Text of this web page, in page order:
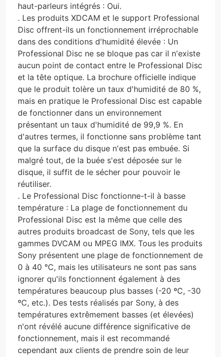
haut-parleurs intégrés : Oui.
. Les produits XDCAM et le support Professional
Disc offrent-ils un fonctionnement irréprochable
dans des conditions d'humidité élevée : Un
Professional Disc ne se bloque pas car il n'existe
aucun point de contact entre le Professional Disc
et la tête optique. La brochure officielle indique
que le produit tolère un taux d'humidité de 80 %,
mais en pratique le Professional Disc est capable
de fonctionner dans un environnement
présentant un taux d'humidité de 99,9 %. En
d'autres termes, il fonctionne sans problème tant
que la surface du disque n'est pas embuée. Si
malgré tout, de la buée s'est déposée sur le
disque, il suffit de le sécher pour pouvoir le
réutiliser.
. Le Professional Disc fonctionne-t-il à basse
température : La plage de fonctionnement du
Professional Disc est la même que celle des
autres produits broadcast de Sony, tels que les
gammes DVCAM ou MPEG IMX. Tous les produits
Sony présentent une plage de fonctionnement de
0 à 40 °C, mais les utilisateurs ne sont pas sans
ignorer qu'ils fonctionnent également à des
températures beaucoup plus basses (-20 ºC, -30
ºC, etc.). Des tests réalisés par Sony, à des
températures extrêmement basses (et élevées)
n'ont révélé aucune différence significative de
fonctionnement, mais il est recommandé
cependant aux clients de prendre soin de leur